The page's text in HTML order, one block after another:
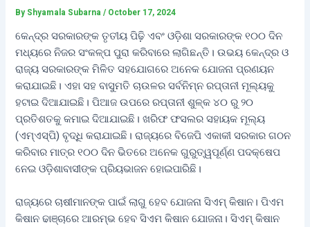
By Shyamala Subarna/ October 17, 2024
କେନ୍ଦ୍ର ସରକାରଙ୍କ ତୃତୀୟ ପିଢ଼ି ଏବଂ ଓଡ଼ିଶା ସରକାରଙ୍କ ୧୦୦ ଦିନ
ମଧ୍ୟରେ ନିଜର ସଂକଳ୍ପ ପୁରା କରିବାରେ ଲାଗିଛନ୍ତି। ଉଭୟ କେନ୍ଦ୍ର ଓ
ରାଜ୍ୟ ସରକାରଙ୍କ ମିଳିତ ସହଯୋଗରେ ଅନେକ ଯୋଜନା ପ୍ରଣୟନ
କରାଯାଇଛି। ଏହା ସହ ବାସୁମତି ଚାଉଳର ସର୍ବନିମ୍ନ ରପ୍ତାନୀ ମୂଲ୍ୟକୁ
ହଟାଇ ଦିଆଯାଇଛି। ପିଆଜ ଉପରେ ରପ୍ତାନୀ ଶୁଳ୍କ ୪୦ ରୁ ୨୦
ପ୍ରତିଶତକୁ କମାଇ ଦିଆଯାଇଛି। ଖରିଫ ଫସଲର ସହାୟକ ମୂଲ୍ୟ
(ଏମ୍‌ଏସ୍‌ପି) ବୃଦ୍ଧି କରାଯାଇଛି। ରାଜ୍ୟରେ ବିଜେପି ଏକାକୀ ସରକାର ଗଠନ
କରିବାର ମାତ୍ର ୧୦୦ ଦିନ ଭିତରେ ଅନେକ ଗୁରୁତ୍ୱପୂର୍ଣ୍ଣ ପଦକ୍ଷେପ
ନେଇ ଓଡ଼ିଶାବାସୀଙ୍କ ପ୍ରିୟଭାଜନ ହୋଇପାରିଛି।
ରାଜ୍ୟରେ ଚାଷୀମାନଙ୍କ ପାଇଁ ଲାଗୁ ହେବ ଯୋଜନା ସିଏମ୍‌ କିଷାନ। ପିଏମ
କିଷାନ ଢାଞ୍ଚାରେ ଆରମ୍ଭ ହେବ ସିଏମ କିଷାନ ଯୋଜନା। ସିଏମ୍‌ କିଷାନ